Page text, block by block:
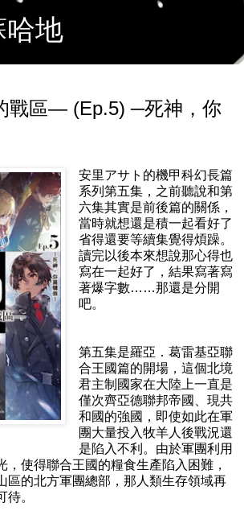
哈地
戰區― (Ep.5) ─死神，你
安里アサト的機甲科幻長篇
系列第五集，之前聽說和第
六集其實是前後篇的關係，
當時就想還是積一起看好了
省得還要等續集覺得煩躁。
讀完以後本來想說那心得也
寫在一起好了，結果寫著寫
著爆字數……那還是分開
吧。
第五集是羅亞．葛雷基亞聯
合王國篇的開場，這個北境
君主制國家在大陸上一直是
僅次齊亞德聯邦帝國、現共
和國的強國，即使如此在軍
團大量投入牧羊人後戰況還
是陷入不利。由於軍團利用
，使得聯合王國的糧食生產陷入困難，
區的北方軍團總部，那人類生存領域再
待。